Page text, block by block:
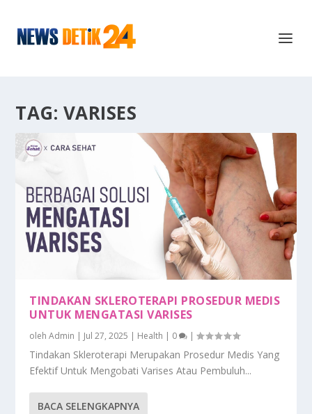
TAG: VARISES
TINDAKAN SKLEROTERAPI PROSEDUR MEDIS
UNTUK MENGATASI VARISES
olehAdmin | Jul 27, 2025 | Health | 0 |
Tindakan Skleroterapi Merupakan Prosedur Medis Yang
Efektif Untuk Mengobati Varises Atau Pembuluh...
BACA SELENGKAPNYA